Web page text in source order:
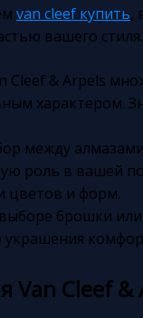
van cleef купить,
вашего
Cleef & Arpels
характером.
между
роль в вашей
цветов и форм.
брошки
Van Cleef &